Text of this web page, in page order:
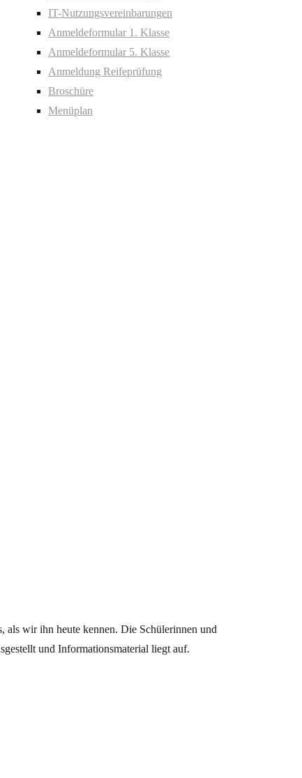
IT-Nutzungsvereinbarungen
Anmeldeformular 1. Klasse
Anmeldeformular 5. Klasse
Anmeldung Reifeprüfung
Broschüre
Menüplan
als wir ihn heute kennen. Die Schülerinnen und
und Informationsmaterial liegt auf.